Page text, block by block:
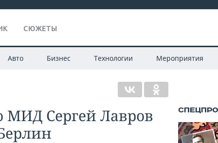
СЮЖЕТЫ
Авто Бизнес Технологии Мероприятия
МИД Сергей Лавров